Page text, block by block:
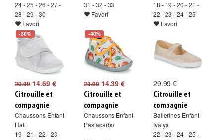
24 - 25 - 26 - 27 -
28 - 29 - 30
Favori
31 - 32 - 33
Favori
18 - 19 - 20 - 21 -
22 - 23 - 24 - 25
Favori
-30%
20.99 14.69 €
Citrouille et
compagnie
Chaussons Enfant
Hali
19 - 21 - 22 - 23 -
-40%
23.9914.39 €
Citrouille et
compagnie
Chaussons Enfant
Pastacarbo
29.99 €
Citrouille et
compagnie
Ballerines Enfant
Ivalya
22 - 23 - 24 - 25 -